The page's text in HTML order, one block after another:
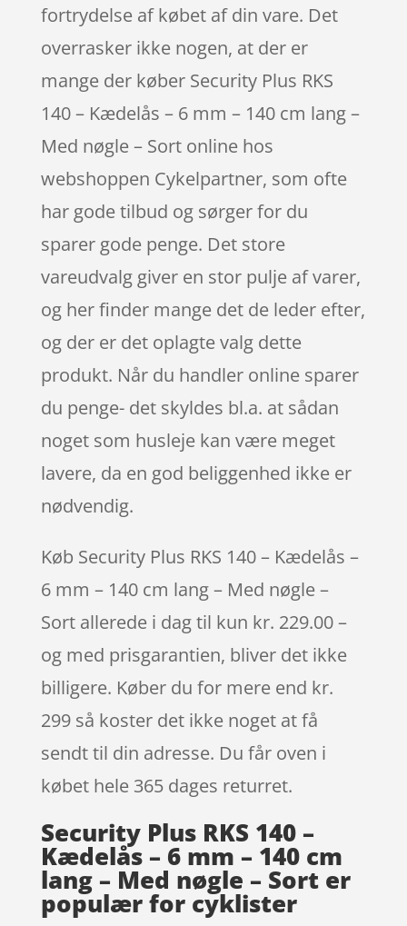
fortrydelse af købet af din vare. Det
overrasker ikke nogen, at der er
mange der køber Security Plus RKS
140 – Kædelås – 6 mm – 140 cm lang –
Med nøgle – Sort online hos
webshoppen Cykelpartner, som ofte
har gode tilbud og sørger for du
sparer gode penge. Det store
vareudvalg giver en stor pulje af varer,
og her finder mange det de leder efter,
og der er det oplagte valg dette
produkt. Når du handler online sparer
du penge- det skyldes bl.a. at sådan
noget som husleje kan være meget
lavere, da en god beliggenhed ikke er
nødvendig.
Køb Security Plus RKS 140 – Kædelås –
6 mm – 140 cm lang – Med nøgle –
Sort allerede i dag til kun kr. 229.00 –
og med prisgarantien, bliver det ikke
billigere. Køber du for mere end kr.
299 så koster det ikke noget at få
sendt til din adresse. Du får oven i
købet hele 365 dages returret.
Security Plus RKS 140 –
Kædelås – 6 mm – 140 cm
lang – Med nøgle – Sort er
populær for cyklister